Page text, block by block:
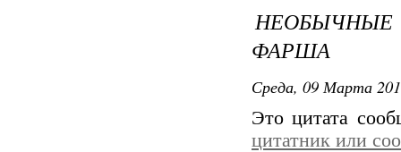
ФАРША
Среда, 09 Марта
Это цитата
цитатник или